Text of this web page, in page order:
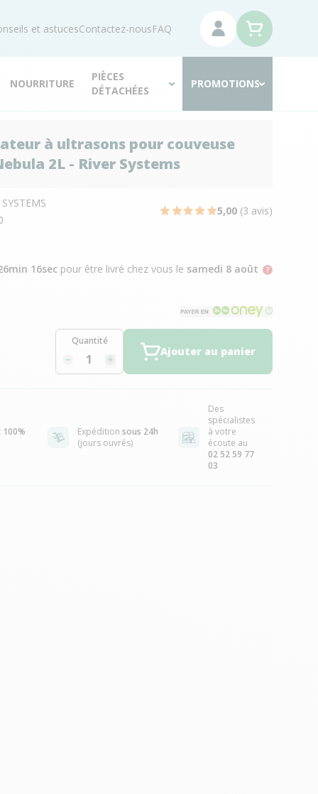
et astucesContactez-nousFAQ
NOURRITURE
PIÈCES
DÉTACHÉES
PROMOTIONS
à ultrasons pour couveuse
2L - River Systems
SYSTEMS
5,00 (3 avis)
15secpour être livré chez vous le samedi 8 août
Quantité
Ajouter au panier
100%
Expédition sous 24h
(jours ouvrés)
Des
spécialistes
à votre
écoute au
02 52 59 77
03